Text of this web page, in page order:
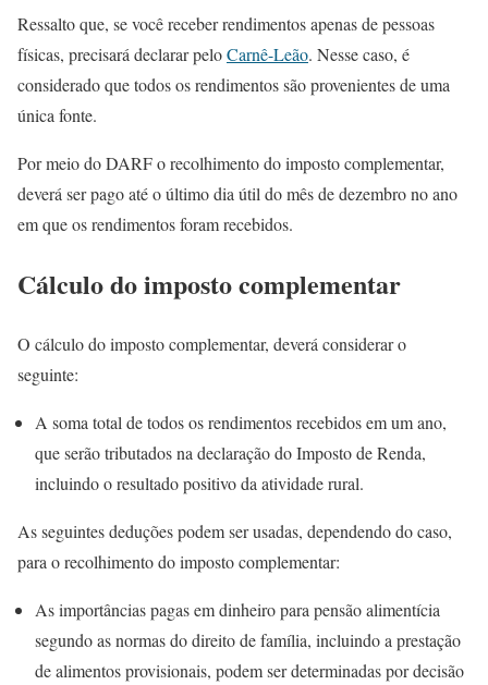
Ressalto que, se você receber rendimentos apenas de pessoas
físicas, precisará declarar peloCarnê-Leão. Nesse caso, é
considerado que todos os rendimentos são provenientes de uma
única fonte.
Por meio do DARF o recolhimento do imposto complementar,
deverá ser pago até o último dia útil do mês de dezembro no ano
em que os rendimentos foram recebidos.
Cálculo do imposto complementar
O cálculo do imposto complementar, deverá considerar o
seguinte:
A soma total de todos os rendimentos recebidos em um ano,
que serão tributados na declaração do Imposto de Renda,
incluindo o resultado positivo da atividade rural.
As seguintes deduções podem ser usadas, dependendo do caso,
para o recolhimento do imposto complementar:
As importâncias pagas em dinheiro para pensão alimentícia
segundo as normas do direito de família, incluindo a prestação
de alimentos provisionais, podem ser determinadas por decisão